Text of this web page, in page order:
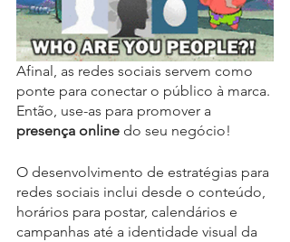
Afinal, as redes sociais servem como
ponte para conectar o público à marca.
Então, use-as para promover a
presença online do seu negócio!
O desenvolvimento de estratégias para
redes sociais inclui desde o conteúdo,
horários para postar, calendários e
campanhas até a identidade visual da